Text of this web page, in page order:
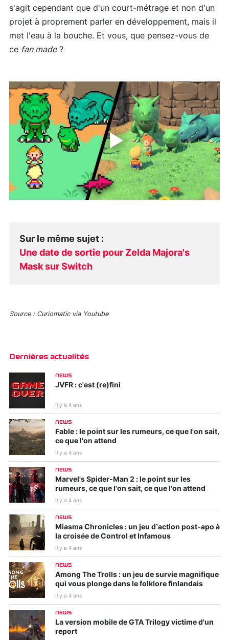
s'agit cependant que d'un court-métrage et non d'un
projet à proprement parler en développement, mais il
met l'eau à la bouche. Et vous, que pensez-vous de
ce fan made?
Sur le même sujet :
Une date de sortie pour Zelda Majora's
Mask sur Switch
Source : Curiomatic via Youtube
Dernières actualités
NEWS
JVFR : c'est (re)fini
Il y a 4 ans
NEWS
Fable : le point sur les rumeurs, ce que l'on sait,
ce que l'on attend
Il y a 4 ans
NEWS
Marvel's Spider-Man 2 : le point sur les
rumeurs, ce que l'on sait, ce que l'on attend
Il y a 4 ans
NEWS
Miasma Chronicles : un jeu d’action post-apo à
la croisée de Control et Infamous
Il y a 4 ans
NEWS
Among The Trolls : un jeu de survie magnifique
qui vous plonge dans le folklore finlandais
Il y a 4 ans
NEWS
La version mobile de GTA Trilogy victime d'un
report